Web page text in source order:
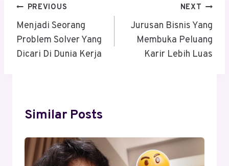
Post
Navigation
PREVIOUS
Menjadi Seorang
Problem Solver Yang
Dicari Di Dunia Kerja
NEXT
Jurusan Bisnis Yang
Membuka Peluang
Karir Lebih Luas
Similar Posts